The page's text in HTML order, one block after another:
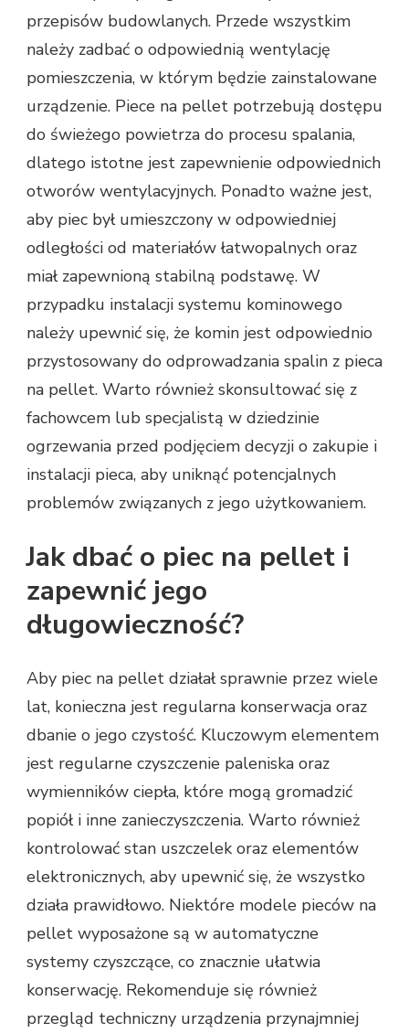
przepisów budowlanych. Przede wszystkim
należy zadbać o odpowiednią wentylację
pomieszczenia, w którym będzie zainstalowane
urządzenie. Piece na pellet potrzebują dostępu
do świeżego powietrza do procesu spalania,
dlatego istotne jest zapewnienie odpowiednich
otworów wentylacyjnych. Ponadto ważne jest,
aby piec był umieszczony w odpowiedniej
odległości od materiałów łatwopalnych oraz
miał zapewnioną stabilną podstawę. W
przypadku instalacji systemu kominowego
należy upewnić się, że komin jest odpowiednio
przystosowany do odprowadzania spalin z pieca
na pellet. Warto również skonsultować się z
fachowcem lub specjalistą w dziedzinie
ogrzewania przed podjęciem decyzji o zakupie i
instalacji pieca, aby uniknąć potencjalnych
problemów związanych z jego użytkowaniem.
Jak dbać o piec na pellet i
zapewnić jego
długowieczność?
Aby piec na pellet działał sprawnie przez wiele
lat, konieczna jest regularna konserwacja oraz
dbanie o jego czystość. Kluczowym elementem
jest regularne czyszczenie paleniska oraz
wymienników ciepła, które mogą gromadzić
popiół i inne zanieczyszczenia. Warto również
kontrolować stan uszczelek oraz elementów
elektronicznych, aby upewnić się, że wszystko
działa prawidłowo. Niektóre modele pieców na
pellet wyposażone są w automatyczne
systemy czyszczące, co znacznie ułatwia
konserwację. Rekomenduje się również
przegląd techniczny urządzenia przynajmniej